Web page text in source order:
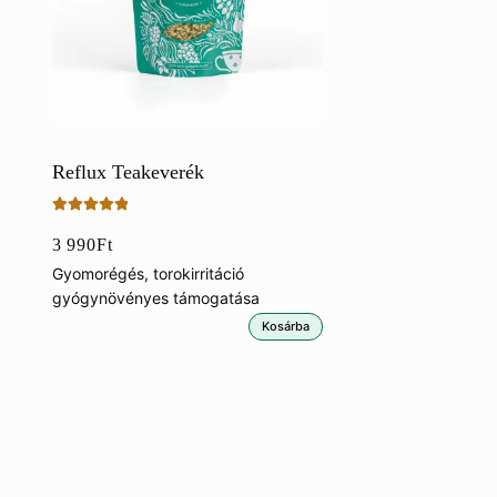
Reflux Teakeverék
5.00/ 5
3 990Ft
Gyomorégés, torokirritáció
gyógynövényes támogatása
Kosárba